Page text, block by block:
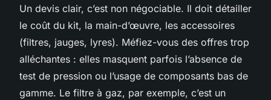
Un devis clair, c’est non négociable. Il doit détailler
le coût du kit, la main-d’œuvre, les accessoires
(filtres, jauges, lyres). Méfiez-vous des offres trop
alléchantes : elles masquent parfois l’absence de
test de pression ou l’usage de composants bas de
gamme. Le filtre à gaz, par exemple, c’est un